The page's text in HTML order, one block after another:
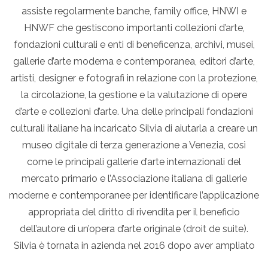
assiste regolarmente banche, family office, HNWI e
HNWF che gestiscono importanti collezioni d’arte,
fondazioni culturali e enti di beneficenza, archivi, musei,
gallerie d’arte moderna e contemporanea, editori d’arte,
artisti, designer e fotografi in relazione con la protezione,
la circolazione, la gestione e la valutazione di opere
d’arte e collezioni d’arte. Una delle principali fondazioni
culturali italiane ha incaricato Silvia di aiutarla a creare un
museo digitale di terza generazione a Venezia, così
come le principali gallerie d’arte internazionali del
mercato primario e l’Associazione italiana di gallerie
moderne e contemporanee per identificare l’applicazione
appropriata del diritto di rivendita per il beneficio
dell’autore di un’opera d’arte originale (droit de suite).
Silvia è tornata in azienda nel 2016 dopo aver ampliato